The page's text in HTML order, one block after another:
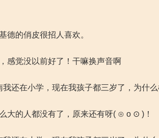
德的俏皮很招人喜欢。
感觉没以前好了！干嘛换声音啊
还在小学，现在我孩子都三岁了，为什
大的人都没有了，原来还有呀( ⊙ o ⊙ )！